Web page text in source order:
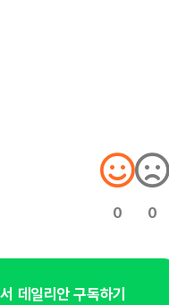
0 0
데일리안 구독하기